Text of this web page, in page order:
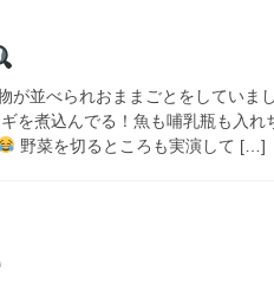
が並べられおままごとをしていま
を煮込んでる！魚も哺乳瓶も入れ
野菜を切るところも実演して […]